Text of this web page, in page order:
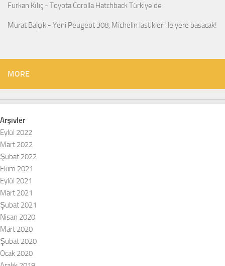
Furkan Kılıç - Toyota Corolla Hatchback Türkiye’de
Murat Balçık - Yeni Peugeot 308, Michelin lastikleri ile yere basacak!
MORE
Arşivler
Eylül 2022
Mart 2022
Şubat 2022
Ekim 2021
Eylül 2021
Mart 2021
Şubat 2021
Nisan 2020
Mart 2020
Şubat 2020
Ocak 2020